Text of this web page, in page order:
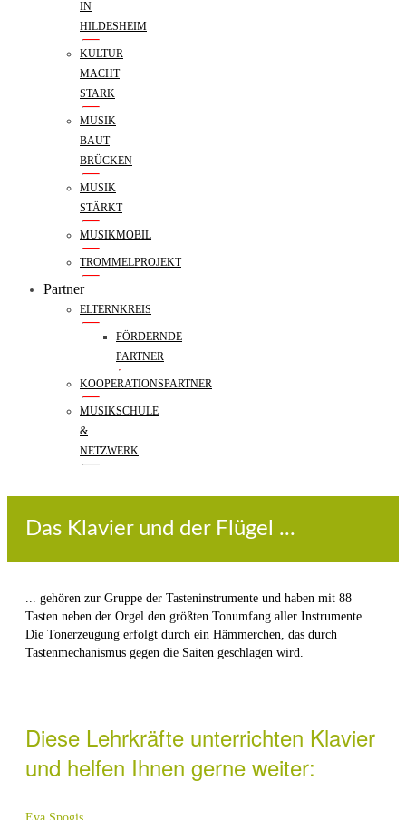
IN
HILDESHEIM
KULTUR
MACHT
STARK
MUSIK
BAUT
BRÜCKEN
MUSIK
STÄRKT
MUSIKMOBIL
TROMMELPROJEKT
Partner
ELTERNKREIS
FÖRDERNDE
PARTNER
KOOPERATIONSPARTNER
MUSIKSCHULE
&
NETZWERK
Das Klavier und der Flügel ...
... gehören zur Gruppe der Tasteninstrumente und haben mit 88
Tasten neben der Orgel den größten Tonumfang aller Instrumente.
Die Tonerzeugung erfolgt durch ein Hämmerchen, das durch
Tastenmechanismus gegen die Saiten geschlagen wird.
Diese Lehrkräfte unterrichten Klavier
und helfen Ihnen gerne weiter: